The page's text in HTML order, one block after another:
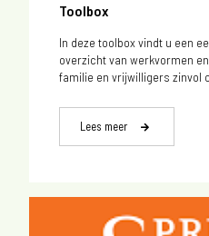
Toolbox
In deze toolbox vindt u een
overzicht van werkvormen
familie en vrijwilligers zinvol
Lees meer